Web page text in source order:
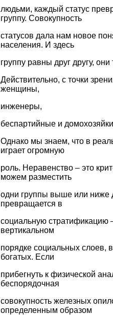
людьми, каждый статус
группу. Совокупность
статусов дала нам новое
населения. И здесь
группу равны друг другу,
Действительно, с точки
женщины,
инженеры,
беспартийные и
Однако мы знаем, что в
играет огромную
роль. Неравенство – это
можем разместить
одни группы выше или ниже
превращается в
социальную стратификацию
вертикальном
порядке социальных слоев,
богатых. Если
прибегнуть к физической
беспорядочная
совокупность железных
определенным образом